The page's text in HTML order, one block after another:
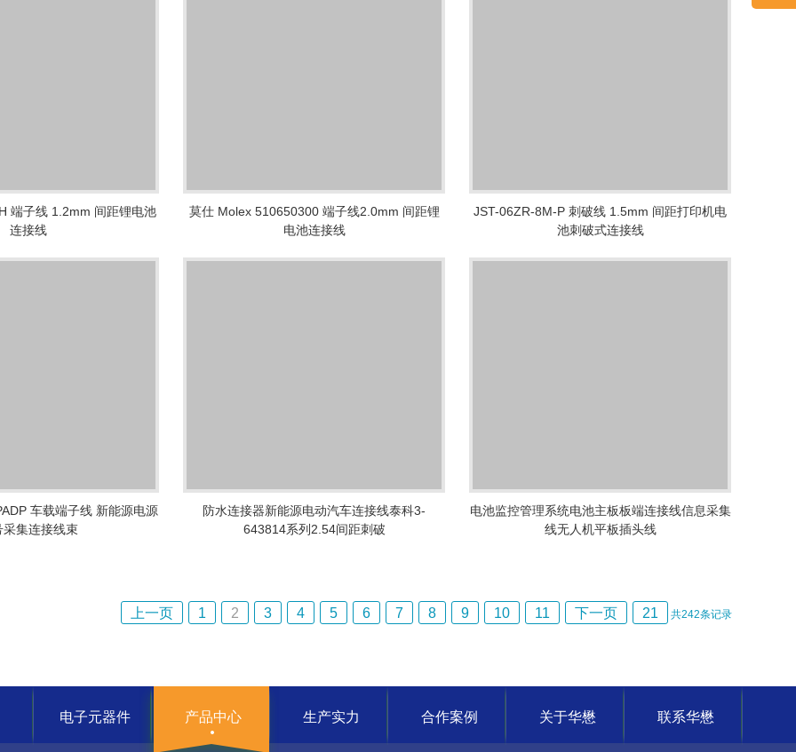
端子线 1.2mm 间距锂电池
连接线
莫仕 Molex 510650300 端子线2.0mm 间距锂
电池连接线
JST-06ZR-8M-P 刺破线 1.5mm 间距打印机电
池刺破式连接线
车载端子线 新能源电源
采集连接线束
防水连接器新能源电动汽车连接线泰科3-
643814系列2.54间距刺破
电池监控管理系统电池主板板端连接线信息采集
线无人机平板插头线
上一页 1 2 3 4 5 6 7 8 9 10 11 下一页 21 共242条记录
电子元器件 产品中心 生产实力 合作案例 关于华懋 联系华懋
+86